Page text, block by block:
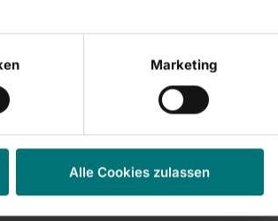
Marketing
Alle Cookies zulassen
die
–